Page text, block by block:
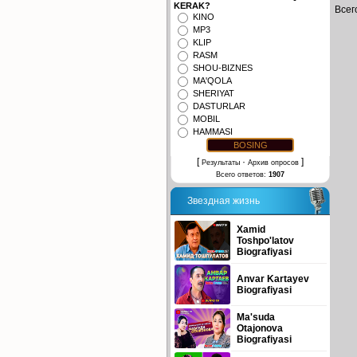
KERAK?
KINO
MP3
KLIP
RASM
SHOU-BIZNES
MA'QOLA
SHERIYAT
DASTURLAR
MOBIL
HAMMASI
[ Результаты · Архив опросов ]
Всего ответов: 1907
Звездная жизнь
Xamid
Toshpo'latov
Biografiyasi
Anvar Kartayev
Biografiyasi
Ma'suda
Otajonova
Biografiyasi